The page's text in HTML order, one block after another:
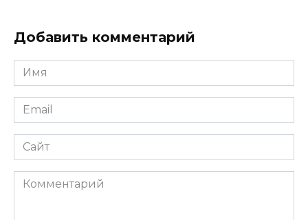
Добавить комментарий
Имя
*
Email
*
Сайт
Комментарий